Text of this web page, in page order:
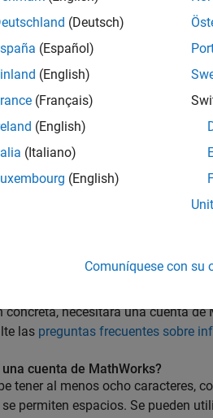
para obtener soporte técnico?
recibir soporte técnico. No
soluciones en MATLAB
que nuestro equipo de
un email a
informes de fallos?
MathWorks. Sin embargo, para
necesitará una cuenta
las preguntas frecuentes sobre
cuenta de MathWorks?
tener al menos ocho caracteres,
permiten espacios. Se pueden
(Deutsch)
(Español)
(English)
(Français)
(English)
(Italiano)
(English)
Comuníquese con su